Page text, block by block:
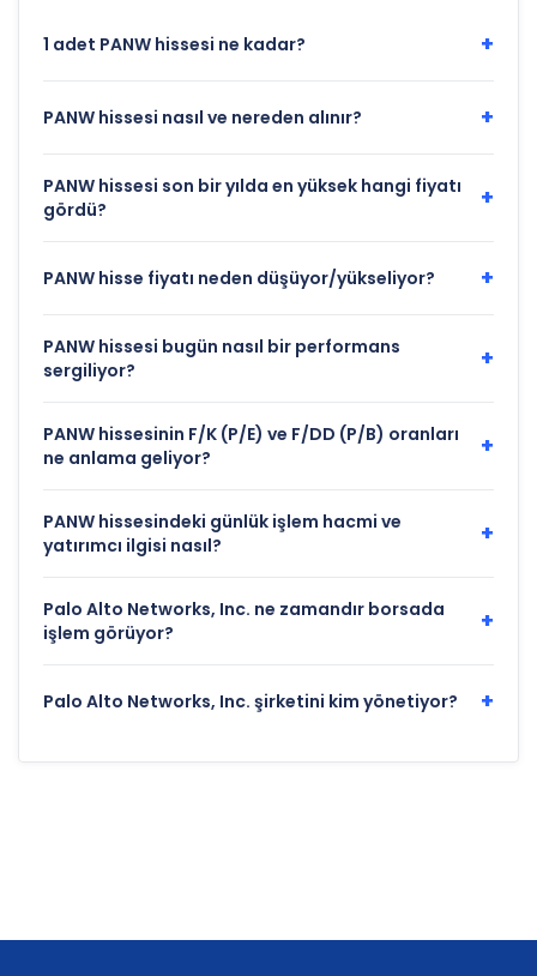
1 adet PANW hissesi ne kadar? +
PANW hissesi nasıl ve nereden alınır? +
PANW hissesi son bir yılda en yüksek hangi fiyatı
gördü?
+
PANW hisse fiyatı neden düşüyor/yükseliyor? +
PANW hissesi bugün nasıl bir performans
sergiliyor?
+
PANW hissesinin F/K (P/E) ve F/DD (P/B) oranları
ne anlama geliyor?
+
PANW hissesindeki günlük işlem hacmi ve
yatırımcı ilgisi nasıl?
+
Palo Alto Networks, Inc. ne zamandır borsada
işlem görüyor?
+
Palo Alto Networks, Inc. şirketini kim yönetiyor? +